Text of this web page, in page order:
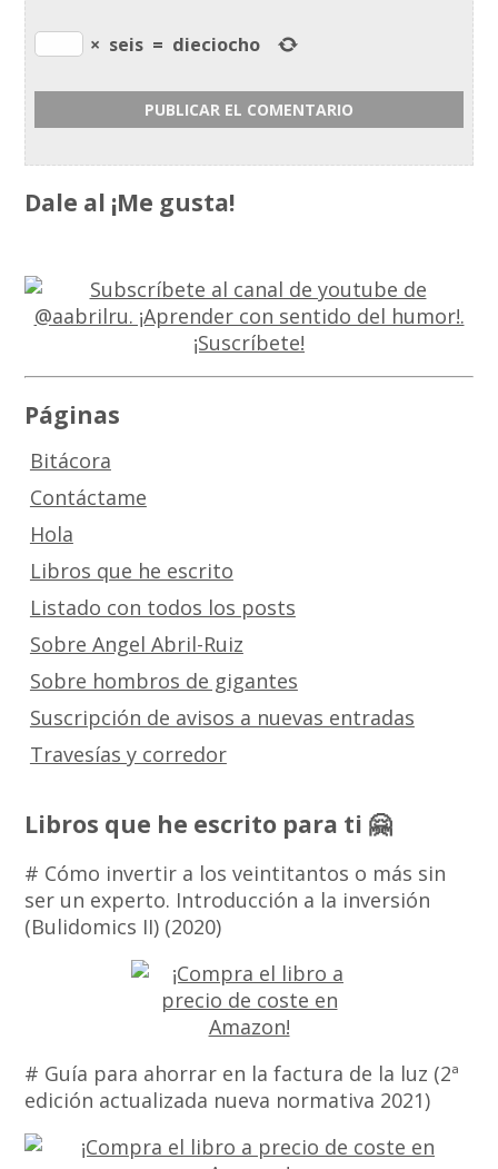
× seis = dieciocho
Dale al ¡Me gusta!
Páginas
Bitácora
Contáctame
Hola
Libros que he escrito
Listado con todos los posts
Sobre Angel Abril-Ruiz
Sobre hombros de gigantes
Suscripción de avisos a nuevas entradas
Travesías y corredor
Libros que he escrito para ti 🤗
# Cómo invertir a los veintitantos o más sin
ser un experto. Introducción a la inversión
(Bulidomics II) (2020)
# Guía para ahorrar en la factura de la luz (2ª
edición actualizada nueva normativa 2021)